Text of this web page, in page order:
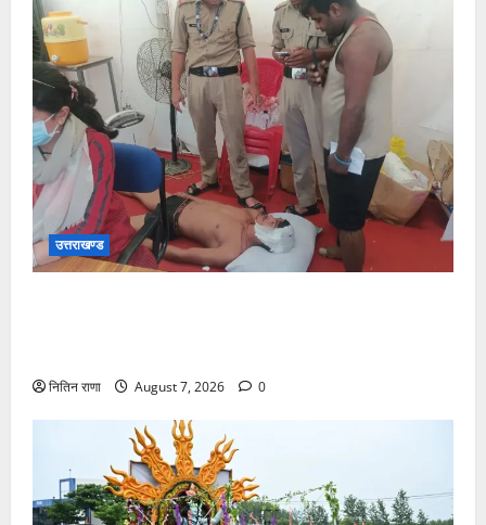
उत्तराखण्ड
नितिन राणा August 7, 2026 0